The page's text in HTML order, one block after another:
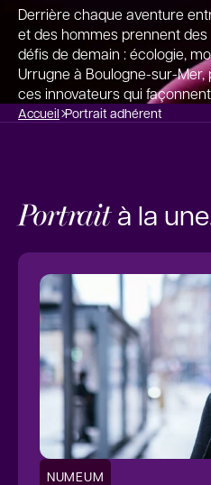
Derrière chaque aventure
et des hommes prennent
défis de demain : écologie,
Urrugne à Boulogne-sur-
ces innovateurs qui
Accueil Portrait adhérent
Portraità la
NUMEUM